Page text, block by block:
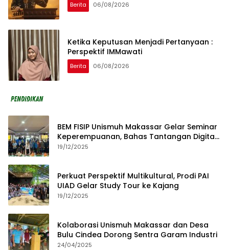
Berita 06/08/2026
Ketika Keputusan Menjadi Pertanyaan :
Perspektif IMMawati
Berita 06/08/2026
BEM FISIP Unismuh Makassar Gelar Seminar
Keperempuanan, Bahas Tantangan Digital
dan Budaya Lokal
19/12/2025
Perkuat Perspektif Multikultural, Prodi PAI
UIAD Gelar Study Tour ke Kajang
19/12/2025
Kolaborasi Unismuh Makassar dan Desa
Bulu Cindea Dorong Sentra Garam Industri
24/04/2025